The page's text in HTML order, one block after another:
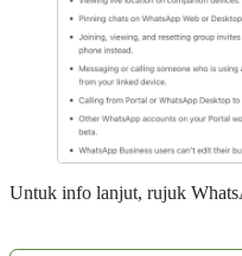
Untuk info lanjut, rujuk